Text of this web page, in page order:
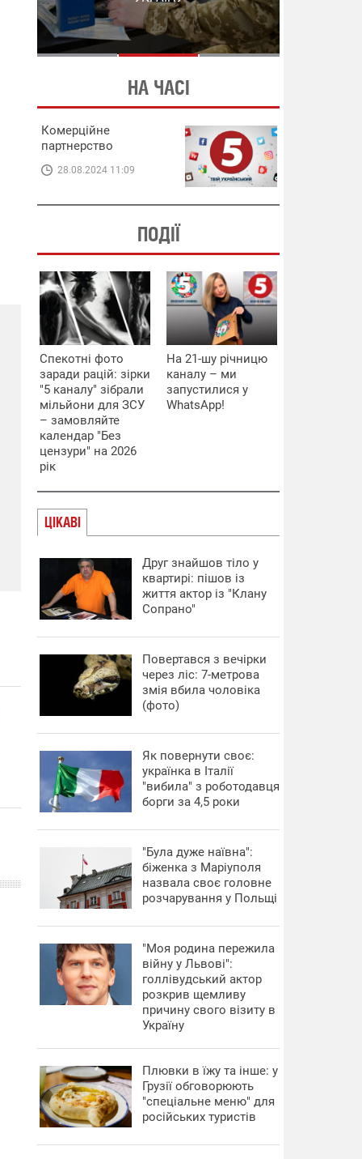
СХЕМИ В ЕНЕРГЕТИЦІ
ЕНЕРГЕТИЦІ
НА ЧАСІ
Комерційне
партнерство
28.08.2024 11:09
ПОДІЇ
Спекотні фото
заради рацій: зірки
"5 каналу" зібрали
мільйони для ЗСУ
– замовляйте
календар "Без
цензури" на 2026
рік
На 21-шу річницю
каналу – ми
запустилися у
WhatsApp!
ЦІКАВІ
Друг знайшов тіло у
квартирі: пішов із
життя актор із "Клану
Сопрано"
Повертався з вечірки
через ліс: 7-метрова
змія вбила чоловіка
(фото)
​Як повернути своє:
українка в Італії
"вибила" з роботодавця
борги за 4,5 роки
"Була дуже наївна":
біженка з Маріуполя
назвала своє головне
розчарування у Польщі
"Моя родина пережила
війну у Львові":
голлівудський актор
розкрив щемливу
причину свого візиту в
Україну
Плювки в їжу та інше: у
Грузії обговорюють
"спеціальне меню" для
російських туристів